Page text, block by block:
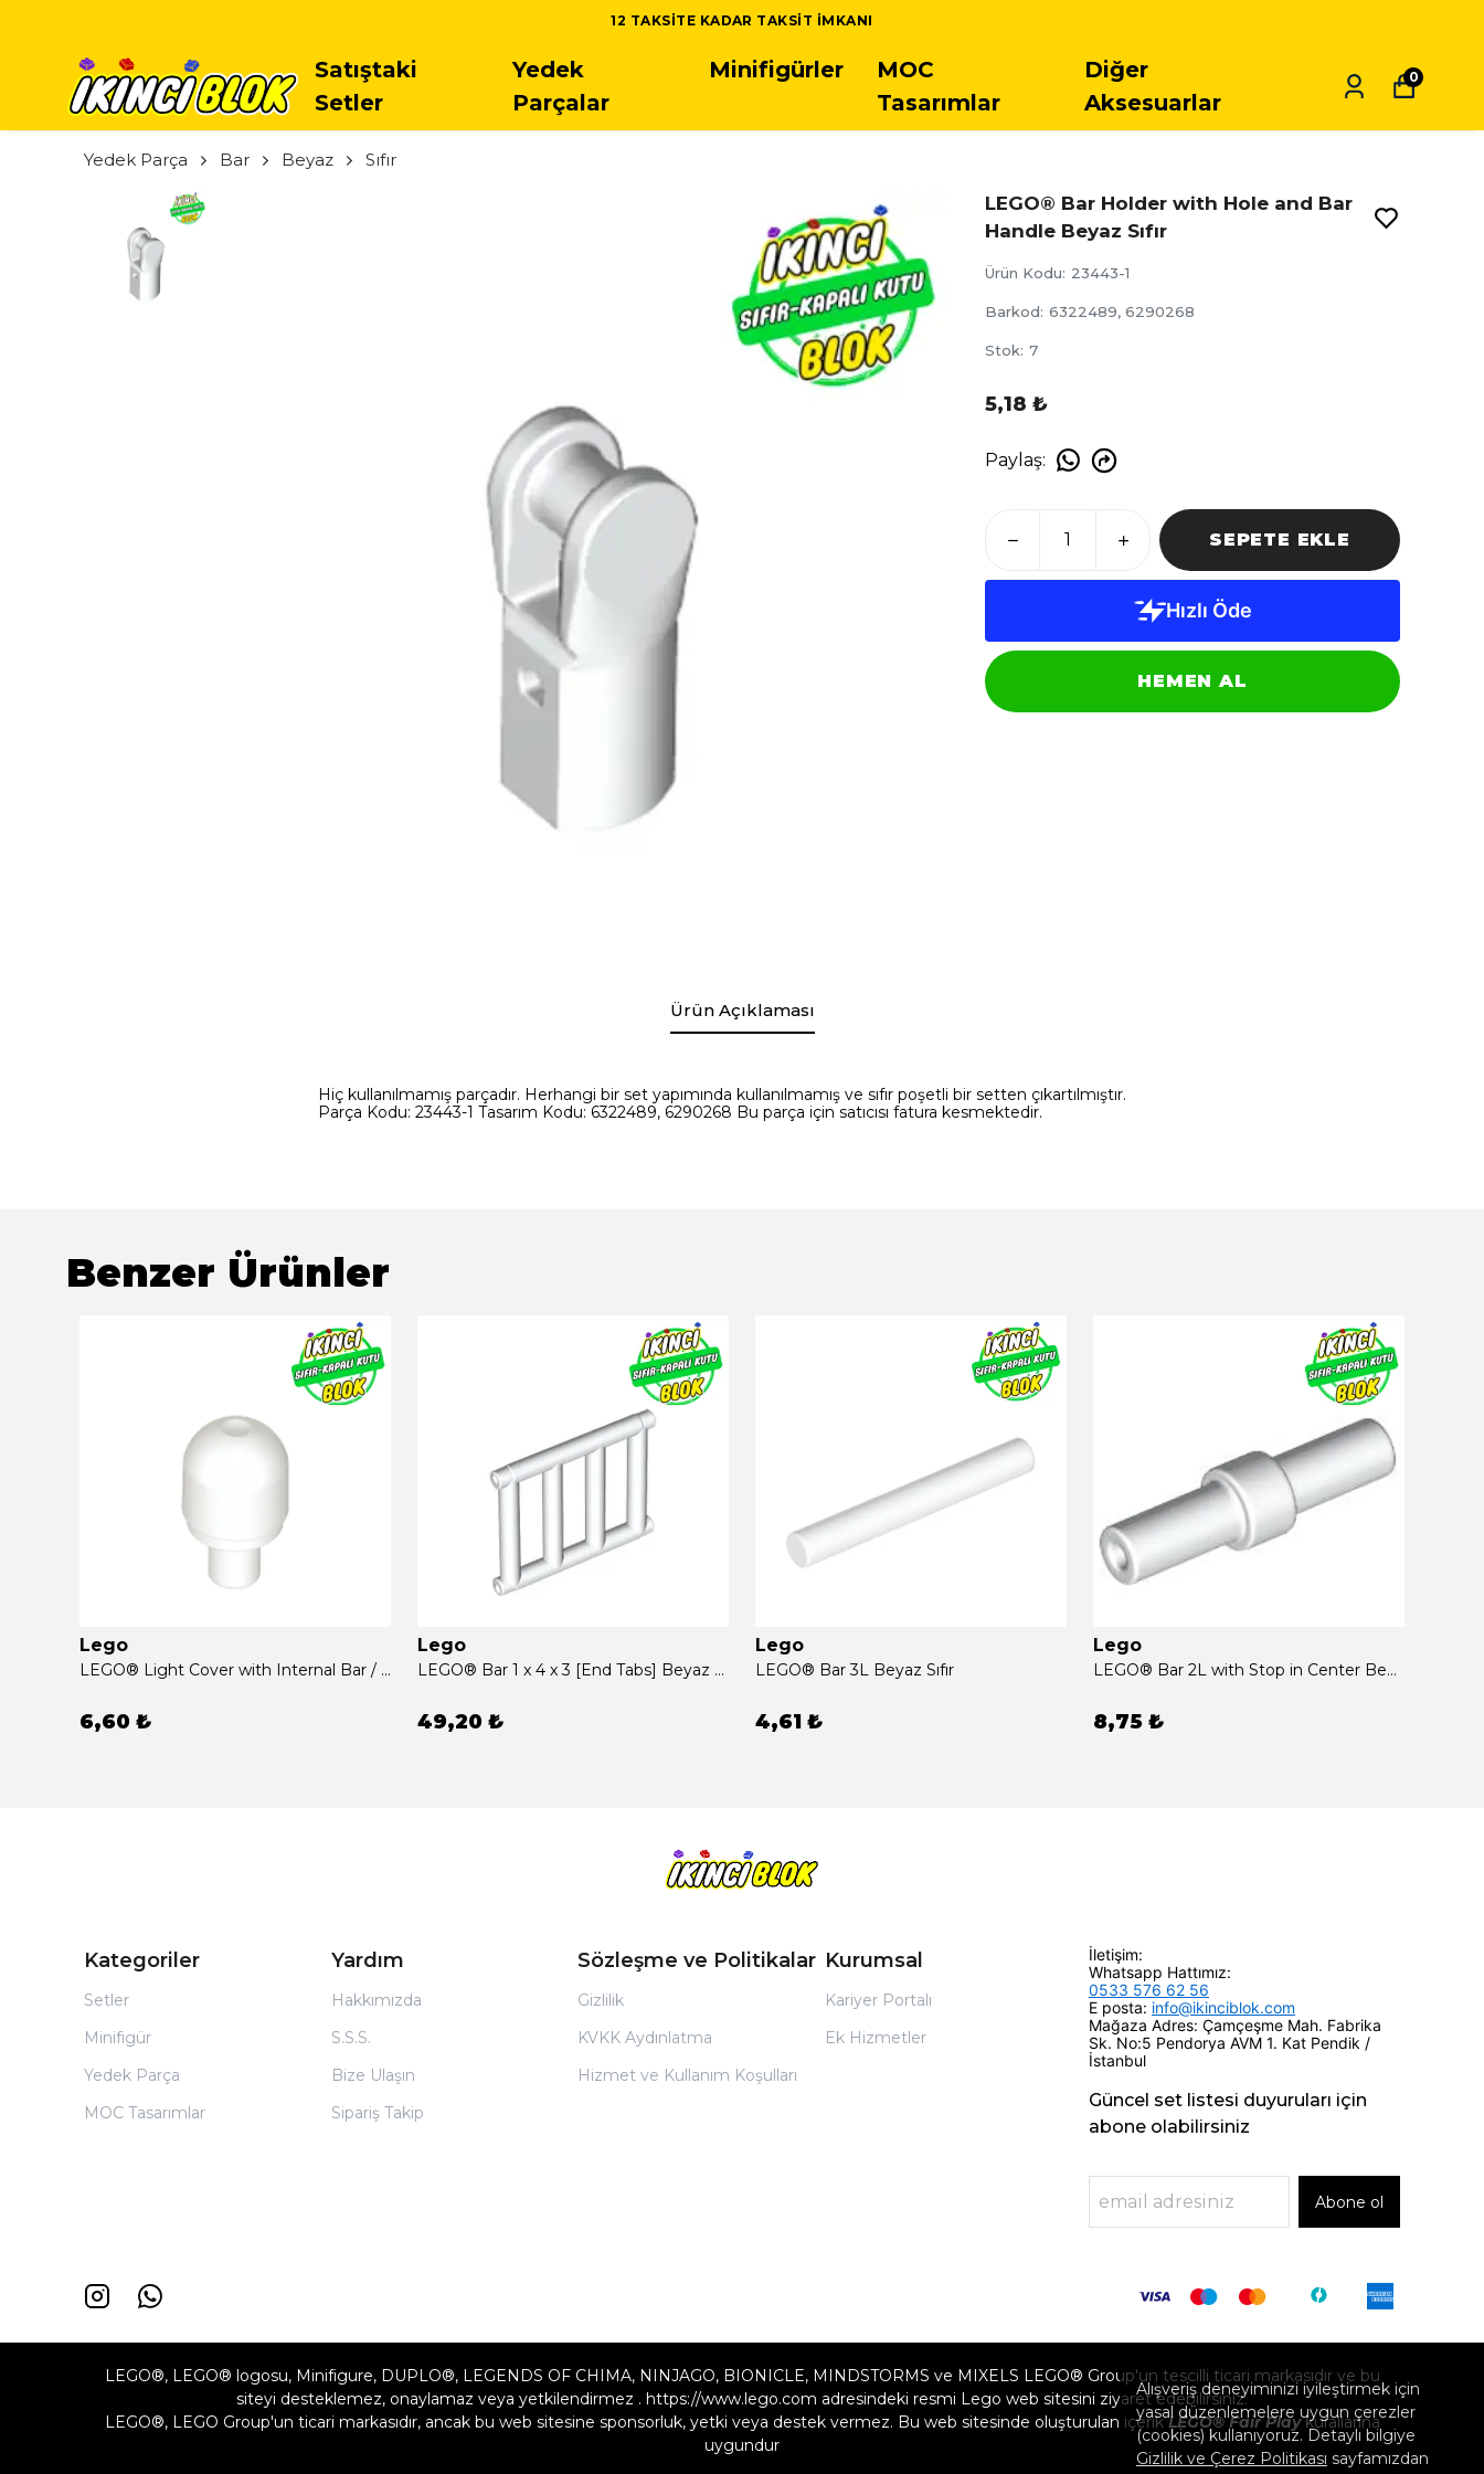
12 TAKSITE KADAR TAKSIT IMKANI
Satıştaki
Setler
Yedek
Parçalar
Minifigürler
MOC
Tasarımlar
Diğer
Aksesuarlar
0
Alışveriş deneyiminizi iyileştirmek için
yasal düzenlemelere uygun çerezler
(cookies) kullanıyoruz. Detaylı bilgiye
Gizlilik ve Çerez Politikası sayfamızdan
Yedek Parça Bar Beyaz Sıfır
LEGO® Bar Holder with Hole and Bar
Handle Beyaz Sıfır
Ürün Kodu: 23443-1
Barkod: 6322489, 6290268
Stok: 7
5,18 ₺
Paylaş:
SEPETE EKLE
HEMEN AL
Ürün Açıklaması
Hiç kullanılmamış parçadır. Herhangi bir set yapımında kullanılmamış ve sıfır poşetli bir setten çıkartılmıştır.
Parça Kodu: 23443-1 Tasarım Kodu: 6322489, 6290268 Bu parça için satıcısı fatura kesmektedir.
Benzer Ürünler
Lego
LEGO® Light Cover with Internal Bar / Bionicle Barraki Eye with Hole in Bar Beyaz Sıfır
6,60 ₺
Lego
LEGO® Bar 1 x 4 x 3 [End Tabs] Beyaz Sıfır
49,20 ₺
Lego
LEGO® Bar 3L Beyaz Sıfır
4,61 ₺
Lego
LEGO® Bar 2L with Stop in Center Beyaz Sıfır
8,75 ₺
Kategoriler
Setler
Minifigür
Yedek Parça
MOC Tasarımlar
Yardım
Hakkımızda
S.S.S.
Bize Ulaşın
Sipariş Takip
Sözleşme ve Politikalar
Gizlilik
KVKK Aydınlatma
Hizmet ve Kullanım Koşulları
Kurumsal
Kariyer Portalı
Ek Hizmetler
İletişim:
Whatsapp Hattımız:
0533 576 62 56
E posta: info@ikinciblok.com
Mağaza Adres: Çamçeşme Mah. Fabrika
Sk. No:5 Pendorya AVM 1. Kat Pendik /
İstanbul
Güncel set listesi duyuruları için
abone olabilirsiniz
Abone ol
LEGO®, LEGO® logosu, Minifigure, DUPLO®, LEGENDS OF CHIMA, NINJAGO, BIONICLE, MINDSTORMS ve MIXELS LEGO® Group'un tescilli ticari markasıdır ve bu
siteyi desteklemez, onaylamaz veya yetkilendirmez . https://www.lego.com adresindeki resmi Lego web sitesini ziyaret edebilirsiniz.
LEGO®, LEGO Group'un ticari markasıdır, ancak bu web sitesine sponsorluk, yetki veya destek vermez. Bu web sitesinde oluşturulan içerikLEGO® Fair Playkurallarına
uygundur